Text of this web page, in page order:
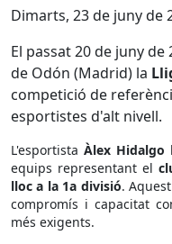
Dimarts, 23 de juny de
El passat 20 de juny de
de Odón (Madrid) la
competició de
esportistes d'alt nivell.
L'esportistaÀlex Hidalgo
equips representant el
lloc a la 1a divisió.
compromís i capacitat
més exigents.